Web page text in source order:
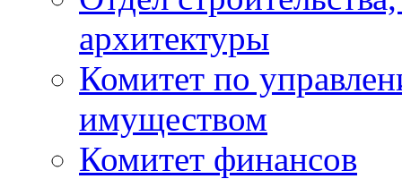
архитектуры
Комитет по
имуществом
Комитет финансов